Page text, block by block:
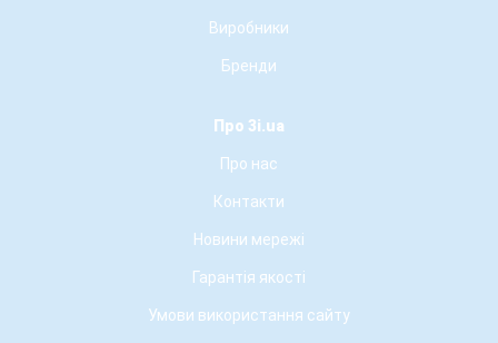
Виробники
Бренди
Про 3i.ua
Про нас
Контакти
Новини мережі
Гарантія якості
Умови використання сайту